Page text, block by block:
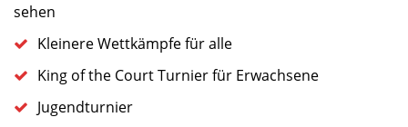
sehen
Kleinere Wettkämpfe für alle
King of the Court Turnier für Erwachsene
Jugendturnier